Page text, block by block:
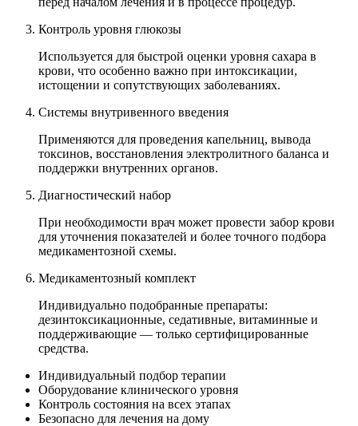
Контроль уровня глюкозы
Используется для быстрой оценки уровня сахара в
крови, что особенно важно при интоксикации,
истощении и сопутствующих заболеваниях.
Системы внутривенного введения
Применяются для проведения капельниц, вывода
токсинов, восстановления электролитного баланса и
поддержки внутренних органов.
Диагностический набор
При необходимости врач может провести забор крови
для уточнения показателей и более точного подбора
медикаментозной схемы.
Медикаментозный комплект
Индивидуально подобранные препараты:
дезинтоксикационные, седативные, витаминные и
поддерживающие — только сертифицированные
средства.
Индивидуальный подбор терапии
Оборудование клинического уровня
Контроль состояния на всех этапах
Безопасно для лечения на дому